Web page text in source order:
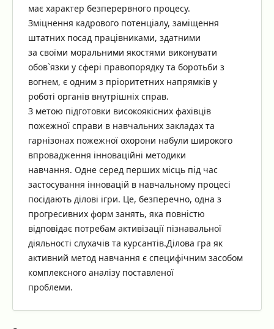
має характер безперервного процесу.
Зміцнення кадрового потенціалу, заміщення
штатних посад працівниками, здатними
за своїми моральними якостями виконувати
обов`язки у сфері правопорядку та боротьби з
вогнем, є одним з пріоритетних напрямків у
роботі органів внутрішніх справ.
З метою підготовки високоякісних фахівців
пожежної справи в навчальних закладах та
гарнізонах пожежної охорони набули широкого
впровадження інноваційні методики
навчання. Одне серед перших місць під час
застосування інновацій в навчальному процесі
посідають ділові ігри. Це, безперечно, одна з
прогресивних форм занять, яка повністю
відповідає потребам активізації пізнавальної
діяльності слухачів та курсантів.Ділова гра як
активний метод навчання є специфічним засобом
комплексного аналізу поставленої
проблеми.